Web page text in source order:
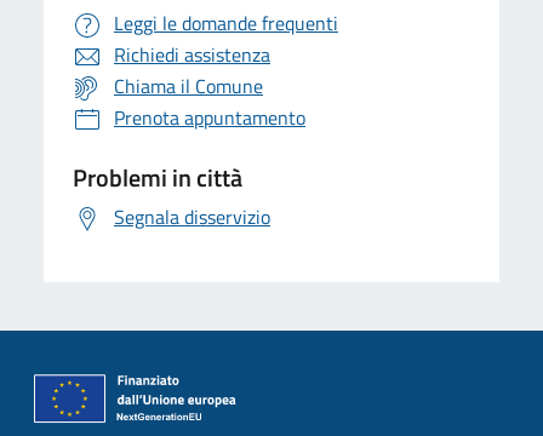
Leggi le domande frequenti
Richiedi assistenza
Chiama il Comune
Prenota appuntamento
Problemi in città
Segnala disservizio